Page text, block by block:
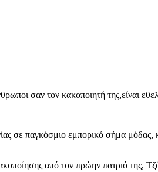
σαν τον κακοποιητή της,είναι
σε παγκόσμιο εμπορικό σήμα μόδας,
από τον πρώην πατριό της,